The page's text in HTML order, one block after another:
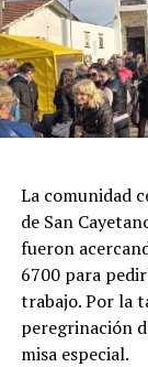
La comunidad
de San
fueron
6700 para
trabajo. Por la
peregrinación
misa especial.